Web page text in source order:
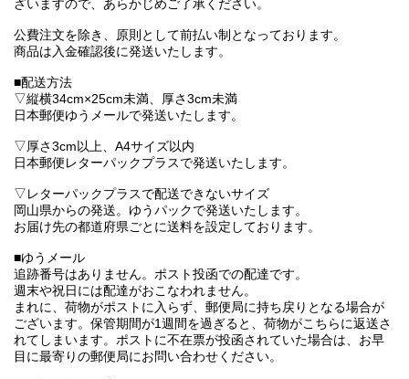
ざいますので、あらかじめご了承ください。
公費注文を除き、原則として前払い制となっております。
商品は入金確認後に発送いたします。
■配送方法
▽縦横34cm×25cm未満、厚さ3cm未満
日本郵便ゆうメールで発送いたします。
▽厚さ3cm以上、A4サイズ以内
日本郵便レターパックプラスで発送いたします。
▽レターパックプラスで配送できないサイズ
岡山県からの発送。ゆうパックで発送いたします。
お届け先の都道府県ごとに送料を設定しております。
■ゆうメール
追跡番号はありません。ポスト投函での配達です。
週末や祝日には配達がおこなわれません。
まれに、荷物がポストに入らず、郵便局に持ち戻りとなる場合が
ございます。保管期間が1週間を過ぎると、荷物がこちらに返送さ
れてしまいます。ポストに不在票が投函されていた場合は、お早
目に最寄りの郵便局にお問い合わせください。